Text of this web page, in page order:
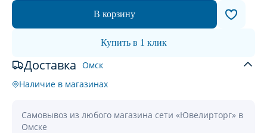
В корзину
Купить в 1 клик
Доставка Омск
Наличие в магазинах
Самовывоз из любого магазина сети «Ювелирторг» в
Омске